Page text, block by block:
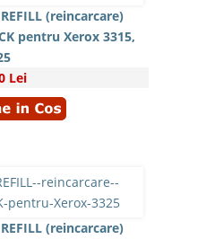
(reincarcare)
pentru Xerox 3315,
Lei
(reincarcare)